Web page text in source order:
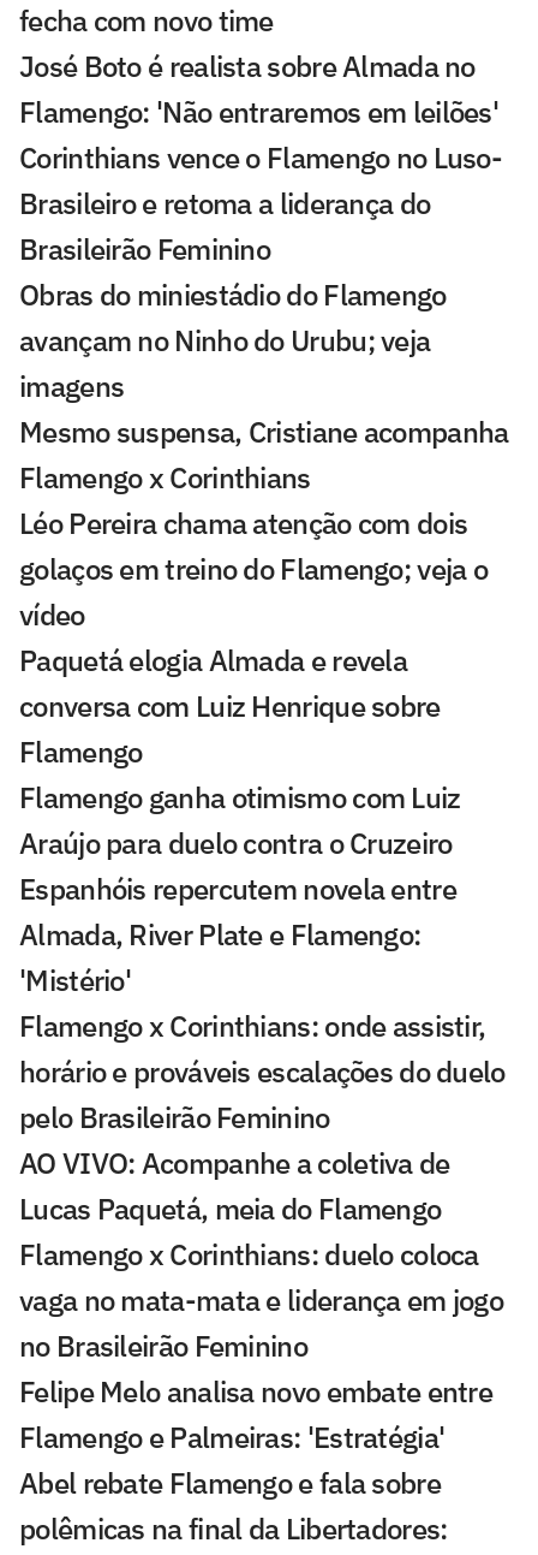
fecha com novo time
José Boto é realista sobre Almada no
Flamengo: 'Não entraremos em leilões'
Corinthians vence o Flamengo no Luso-
Brasileiro e retoma a liderança do
Brasileirão Feminino
Obras do miniestádio do Flamengo
avançam no Ninho do Urubu; veja
imagens
Mesmo suspensa, Cristiane acompanha
Flamengo x Corinthians
Léo Pereira chama atenção com dois
golaços em treino do Flamengo; veja o
vídeo
Paquetá elogia Almada e revela
conversa com Luiz Henrique sobre
Flamengo
Flamengo ganha otimismo com Luiz
Araújo para duelo contra o Cruzeiro
Espanhóis repercutem novela entre
Almada, River Plate e Flamengo:
'Mistério'
Flamengo x Corinthians: onde assistir,
horário e prováveis escalações do duelo
pelo Brasileirão Feminino
AO VIVO: Acompanhe a coletiva de
Lucas Paquetá, meia do Flamengo
Flamengo x Corinthians: duelo coloca
vaga no mata-mata e liderança em jogo
no Brasileirão Feminino
Felipe Melo analisa novo embate entre
Flamengo e Palmeiras: 'Estratégia'
Abel rebate Flamengo e fala sobre
polêmicas na final da Libertadores: